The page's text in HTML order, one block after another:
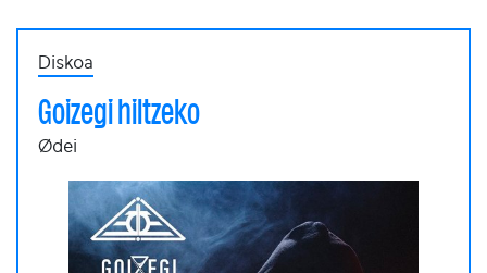
Diskoa
Goizegi hiltzeko
Ødei